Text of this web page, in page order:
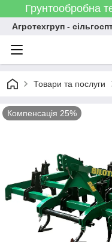
Грунтообробна
Агротехгруп -
Товари та послуги
Компенсація 25%